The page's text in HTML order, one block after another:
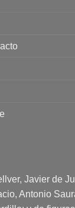
Javier de
Antonio